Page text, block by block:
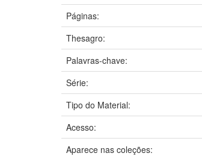
Páginas:
Thesagro:
Palavras-chave:
Série:
Tipo do Material:
Acesso:
Aparece nas coleções: